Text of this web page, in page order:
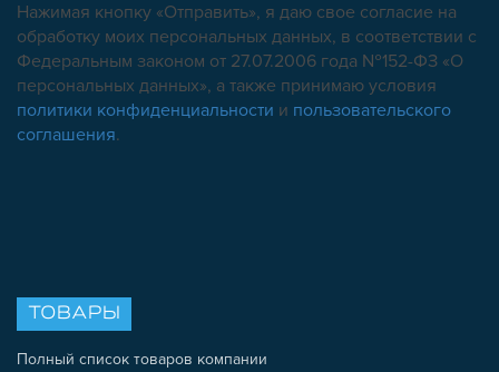
Нажимая кнопку «Отправить», я даю свое согласие на
обработку моих персональных данных, в соответствии с
Федеральным законом от 27.07.2006 года №152-ФЗ «О
персональных данных», а также принимаю условия
политики конфиденциальности и пользовательского
соглашения.
ТОВАРЫ
Полный список товаров компании